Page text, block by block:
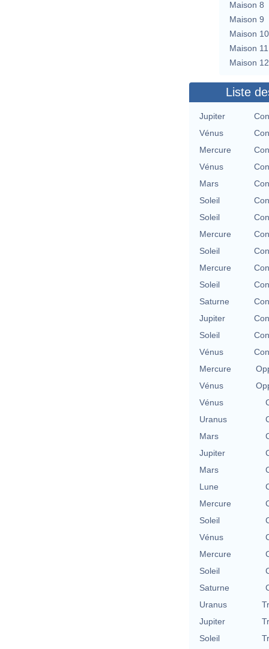
Maison 8
Maison 9
Maison 10
Maison 11
Maison 12
Liste
Jupiter
Vénus
Mercure
Vénus
Mars
Soleil
Soleil
Mercure
Soleil
Mercure
Soleil
Saturne
Jupiter
Soleil
Vénus
Mercure
Vénus
Vénus
Uranus
Mars
Jupiter
Mars
Lune
Mercure
Soleil
Vénus
Mercure
Soleil
Saturne
Uranus
Jupiter
Soleil